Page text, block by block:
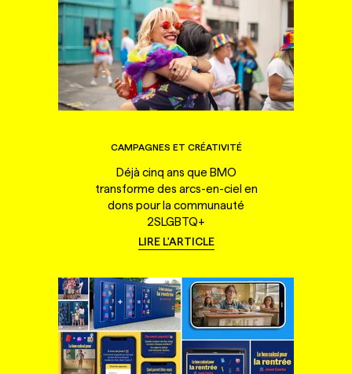
CAMPAGNES ET CRÉATIVITÉ
Déjà cinq ans que BMO
transforme des arcs-en-ciel en
dons pour la communauté
2SLGBTQ+
LIRE L'ARTICLE